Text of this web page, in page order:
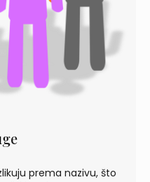
prema nazivu, što